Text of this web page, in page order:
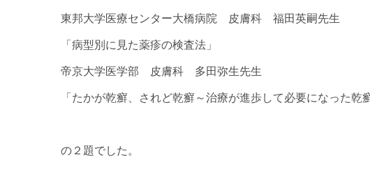
東邦大学医療センター大橋病院 皮膚科 福田英嗣先生
「病型別に見た薬疹の検査法」
帝京大学医学部 皮膚科 多田弥生先生
「たかが乾癬、されど乾癬～治療が進歩して必要になった乾
の２題でした。